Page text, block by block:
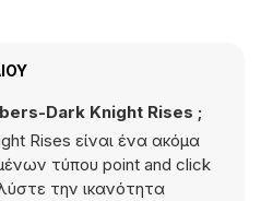
Dark Knight Rises ;
Rises είναι ένα ακόμα
τύπου point and click
την ικανότητα